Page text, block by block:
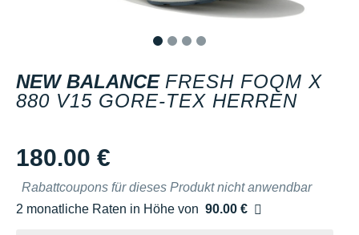
NEW BALANCE FRESH FOQM X
880 V15 GORE-TEX HERREN
180.00 €
Rabattcoupons für dieses Produkt nicht anwendbar
2 monatliche Raten in Höhe von 90.00 €
Ohne Zusatzkosten